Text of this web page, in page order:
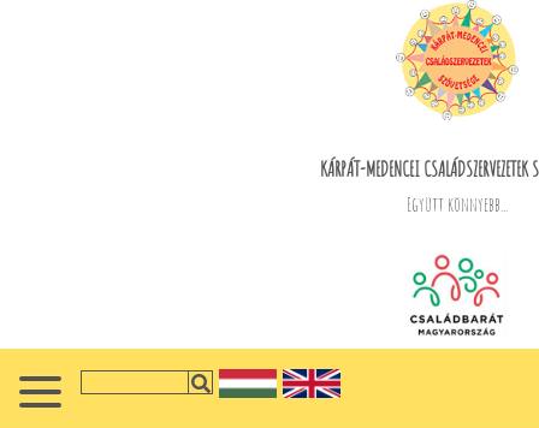
KÁRPÁT-MEDENCEI CSALÁDSZERVEZETEK
Együtt könnyebb...